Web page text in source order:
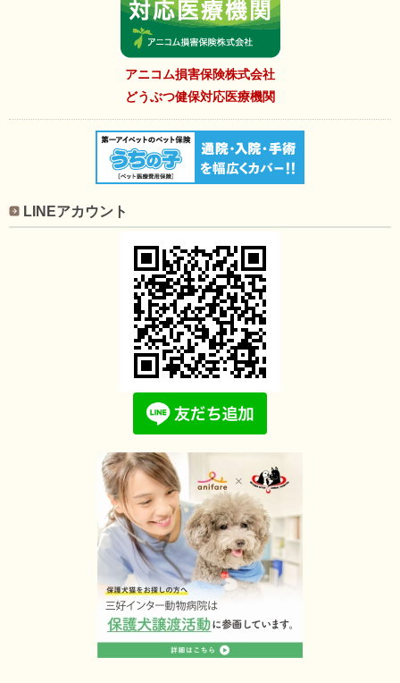
アニコム損害保険株式会社
どうぶつ健保対応医療機関
LINEアカウント